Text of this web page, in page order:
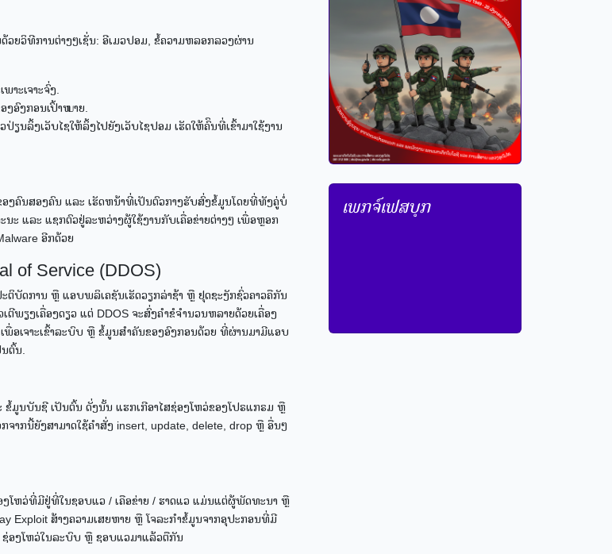
ຍວິທີການຕ່າງໆເຊັ່ນ: ອີເມວປອມ, ຂໍ້ຄວາມຫລອກລວງຜ່ານ
ະເຈາະຈົ່ງ.
ອົງກອນເປົ້າໝາຍ.
ຽນລິ້ງເວັບໄຊໃຫ້ລິ້ງໄປຍັງເວັບໄຊປອມ ເຮັດໃຫ້ຄົົນທີ່ເຂົ້າມາໃຊ້ງານ
ງຄົນສອງຄົນ ແລະ ເຮັດຫນ້າທີ່ເປັນຕົວກາງຮັບສົ່ງຂໍ້ມູນໂດຍທີ່ທັງຄູ່ບໍ່
ະ ແລະ ແຊກຕົວຢູ່ລະຫວ່າງຜູ້ໃຊ້ງານກັບເຄື່ອຂ່າຍຕ່າງໆ ເພື່ອຫຼອກ
ອີກດ້ວຍ
of Service (DDOS)
ຕິບັດການ ຫຼື ແອບພລິເຄຊັນເຮັດວຽກລ່າຊ້າ ຫຼື ຢຸດຊະງັກຊົ່ວຄາວຄືກັນ
ຽງເຄື່ອງດຽວ ແຕ່ DDOS ຈະສົ່ງຄຳຂໍຈຳນວນຫລາຍດ້ວຍເຄື່ອງ
ອເຈາະເຂົ້າລະບົບ ຫຼື ຂໍ້ມູນສຳຄັນຂອງອົງກອນດ້ວຍ ທີ່ຜ່ານມາມີແອບ
ຕົ້ນ.
ຂໍ້ມູນບັນຊີ ເປັນຕົ້ນ ດັ່ງນັ້ນ ແຮກເກີອາໄສຊ່ອງໂຫວ່ຂອງໂປຣແກຣມ ຫຼື
າກນີ້ຍັງສາມາດໃຊ້ຄຳສັ່ງ insert, update, delete, drop ຫຼື ອື່ນໆ
ງໂຫວ່ທີ່ມີຢູ່ທີ່ໃນຊອບແວ / ເຄືອຂ່າຍ / ຮາດແວ ແມ່ນແຕ່ຜູ້ພັດທະນາ ຫຼື
Exploit ສ້າງຄວາມເສຍຫາຍ ຫຼື ໂຈລະກຳຂໍ້ມູນຈາກອຸປະກອນທີ່ມີ
ຊ່ອງໂຫວ່ໃນລະບົບ ຫຼື ຊອບແວມາແລ້ວຕືກັນ
ເພກຈ໌ເຟສບຸກ